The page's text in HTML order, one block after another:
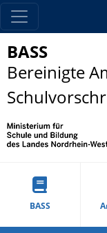
BASS
Bereinigte
BASS